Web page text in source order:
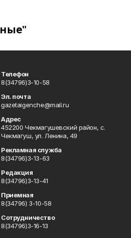
Телефон
8(34796)3-10-58
Эл. почта
gazetaigenche@mail.ru
Адрес
452200 Чекмагушевский район, с.
Чекмагуш, ул. Ленина, 49
Рекламная служба
8(34796)3-13-63
Редакция
8(34796)3-13-41
Приемная
8(34796) 3-10-58
Сотрудничество
8(34796)3-16-13